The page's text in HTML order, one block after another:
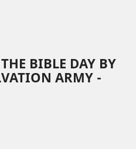
BIBLE DAY BY
ARMY -